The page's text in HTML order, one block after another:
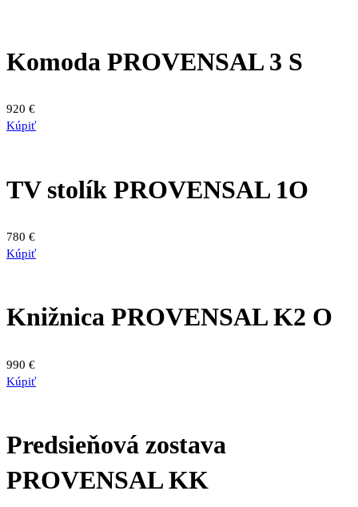
Komoda PROVENSAL 3 S
920 €
Kúpiť
TV stolík PROVENSAL 1O
780 €
Kúpiť
Knižnica PROVENSAL K2 O
990 €
Kúpiť
Predsieňová zostava
PROVENSAL KK